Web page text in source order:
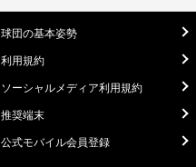
球団の基本姿勢
利用規約
ソーシャルメディア利用規約
推奨端末
公式モバイル会員登録